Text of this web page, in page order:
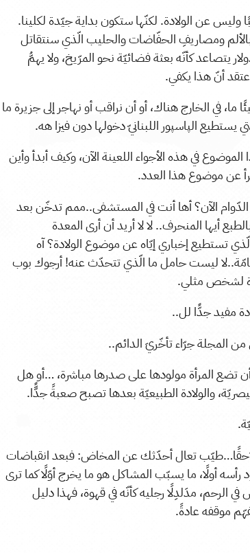
عن الولادة. لكنّها ستكون بداية جيّدة لكلينا.
بالألم ومصاريفِ الحفّاضات والحليب الّذي سنتقاتل
يتصاعد كأنّه بعثة فضائيّة نحو المرّيخ، ولا يهمُّ
أنّ هذا يكفي.
ما، في الخارج هناك، أو أن نراقب أو نهاجر إلى جزيرة ما
الپاسپور اللبنانيّ دخولها دون فيزا هه.
في هذه الأجواء اللعينة الآن، وكيف أبدأ وأين
عن موضوع هذا العدد.
الآن؟ أها أنت في المستشفى..ممم تدخّن بعد
أيها المنحرف.. لا لا أريد أن أرى المعدة
تستطيع إخباري إيّاه عن موضوع الولادة؟ آه
ليست حامل ما الّذي تتحدّث عنه! أرجوك بوب
لشخص مثلي.
مفيد جدًّا لل..
المجلة جرّاء تأخّريَ الدائم..
المرأة مولودها على صدرها مباشرة، …أو هل
والولادة الطبيعيّة بعدها تصبح صعبةً جدًّّا.
لاحقًا…طيّب تعال أحدّثك عن المخاض: فبعد انقباضات
رأسه أولًا، ما يسبّب المشاكل هو ما يخرج أوّلًا كما ترى
مدَلدِلًا رجليه كأنّه في قهوة، فهذا دليل
موقفه عادةً.